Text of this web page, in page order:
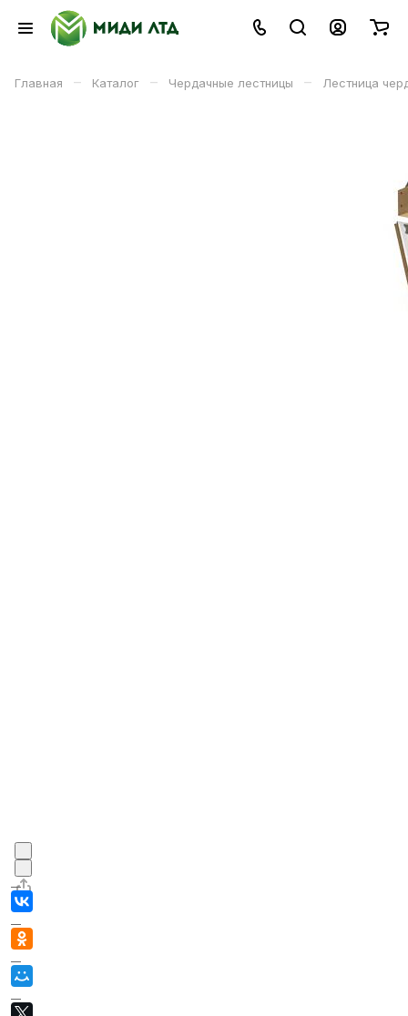
Главная – Каталог – Чердачные лестницы – Лестница